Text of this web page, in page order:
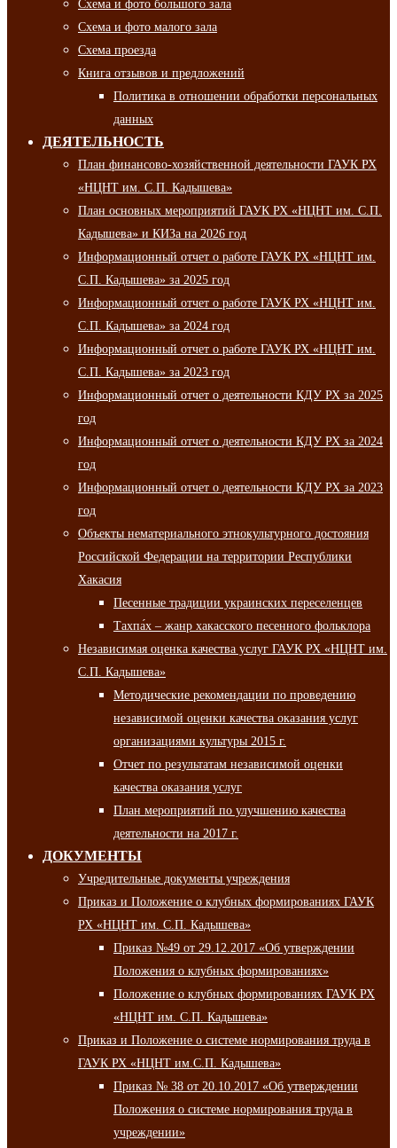
Схема и фото большого зала
Схема и фото малого зала
Схема проезда
Книга отзывов и предложений
Политика в отношении обработки персональных
данных
ДЕЯТЕЛЬНОСТЬ
План финансово-хозяйственной деятельности ГАУК РХ
«НЦНТ им. С.П. Кадышева»
План основных мероприятий ГАУК РХ «НЦНТ им. С.П.
Кадышева» и КИЗа на 2026 год
Информационный отчет о работе ГАУК РХ «НЦНТ им.
С.П. Кадышева» за 2025 год
Информационный отчет о работе ГАУК РХ «НЦНТ им.
С.П. Кадышева» за 2024 год
Информационный отчет о работе ГАУК РХ «НЦНТ им.
С.П. Кадышева» за 2023 год
Информационный отчет о деятельности КДУ РХ за 2025
год
Информационный отчет о деятельности КДУ РХ за 2024
год
Информационный отчет о деятельности КДУ РХ за 2023
год
Объекты нематериального этнокультурного достояния
Российской Федерации на территории Республики
Хакасия
Песенные традиции украинских переселенцев
Тахпа́х – жанр хакасского песенного фольклора
Независимая оценка качества услуг ГАУК РХ «НЦНТ им.
С.П. Кадышева»
Методические рекомендации по проведению
независимой оценки качества оказания услуг
организациями культуры 2015 г.
Отчет по результатам независимой оценки
качества оказания услуг
План мероприятий по улучшению качества
деятельности на 2017 г.
ДОКУМЕНТЫ
Учредительные документы учреждения
Приказ и Положение о клубных формированиях ГАУК
РХ «НЦНТ им. С.П. Кадышева»
Приказ №49 от 29.12.2017 «Об утверждении
Положения о клубных формированиях»
Положение о клубных формированиях ГАУК РХ
«НЦНТ им. С.П. Кадышева»
Приказ и Положение о системе нормирования труда в
ГАУК РХ «НЦНТ им.С.П. Кадышева»
Приказ № 38 от 20.10.2017 «Об утверждении
Положения о системе нормирования труда в
учреждении»